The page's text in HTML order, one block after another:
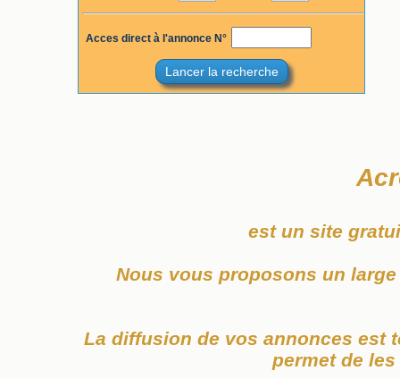
Acces direct à l'annonce N°
Lancer la recherche
est un site
Nous vous proposons un
La diffusion de vos annonces est
permet de